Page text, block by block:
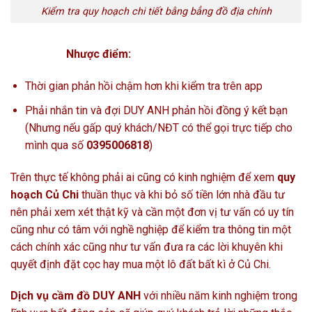
Kiểm tra quy hoạch chi tiết bằng bẳng đồ địa chính
Nhược điểm:
Thời gian phản hồi chậm hơn khi kiểm tra trên app
Phải nhắn tin và đợi DUY ANH phản hồi đồng ý kết bạn
(Nhưng nếu gấp quý khách/NĐT có thể gọi trực tiếp cho
mình qua số 0395006818)
Trên thực tế không phải ai cũng có kinh nghiệm để xem quy
hoạch Củ Chi thuần thục và khi bỏ số tiền lớn nhà đầu tư
nên phải xem xét thật kỹ và cần một đơn vị tư vấn có uy tín
cũng như có tâm với nghề nghiệp để kiểm tra thông tin một
cách chính xác cũng như tư vấn đưa ra các lời khuyên khi
quyết định đặt cọc hay mua một lô đất bất kì ở Củ Chi.
Dịch vụ cầm đồ DUY ANH với nhiều năm kinh nghiệm trong